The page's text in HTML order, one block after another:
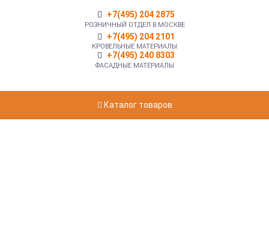
+7(495) 204 2875
РОЗНИЧНЫЙ ОТДЕЛ В МОСКВЕ
+7(495) 204 2101
КРОВЕЛЬНЫЕ МАТЕРИАЛЫ
+7(495) 240 8303
ФАСАДНЫЕ МАТЕРИАЛЫ
Каталог товаров